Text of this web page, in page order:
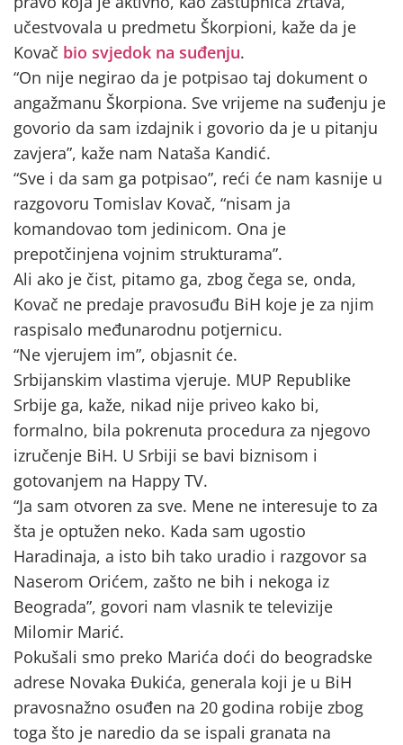
učestvovala u predmetu Škorpioni, kaže da je
Kovač bio svjedok na suđenju.
“On nije negirao da je potpisao taj dokument o
angažmanu Škorpiona. Sve vrijeme na suđenju je
govorio da sam izdajnik i govorio da je u pitanju
zavjera”, kaže nam Nataša Kandić.
“Sve i da sam ga potpisao”, reći će nam kasnije u
razgovoru Tomislav Kovač, “nisam ja
komandovao tom jedinicom. Ona je
prepotčinjena vojnim strukturama”.
Ali ako je čist, pitamo ga, zbog čega se, onda,
Kovač ne predaje pravosuđu BiH koje je za njim
raspisalo međunarodnu potjernicu.
“Ne vjerujem im”, objasnit će.
Srbijanskim vlastima vjeruje. MUP Republike
Srbije ga, kaže, nikad nije priveo kako bi,
formalno, bila pokrenuta procedura za njegovo
izručenje BiH. U Srbiji se bavi biznisom i
gotovanjem na Happy TV.
“Ja sam otvoren za sve. Mene ne interesuje to za
šta je optužen neko. Kada sam ugostio
Haradinaja, a isto bih tako uradio i razgovor sa
Naserom Orićem, zašto ne bih i nekoga iz
Beograda”, govori nam vlasnik te televizije
Milomir Marić.
Pokušali smo preko Marića doći do beogradske
adrese Novaka Đukića, generala koji je u BiH
pravosnažno osuđen na 20 godina robije zbog
toga što je naredio da se ispali granata na